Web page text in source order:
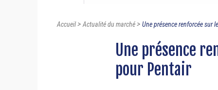
Accueil>Actualité du marché> Une présence renforcée sur
Une présence
pour Pentair